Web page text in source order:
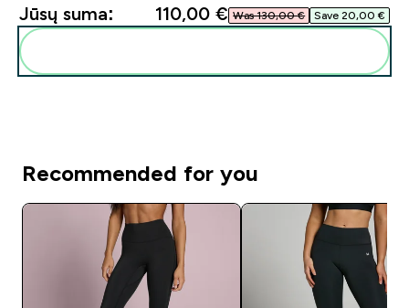
Jūsų suma: 110,00 €‎ Was 130,00 €‎ Save 20,00 €‎
Recommended for you